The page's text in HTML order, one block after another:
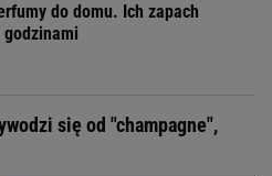
do domu. Ich zapach
się od "champagne",